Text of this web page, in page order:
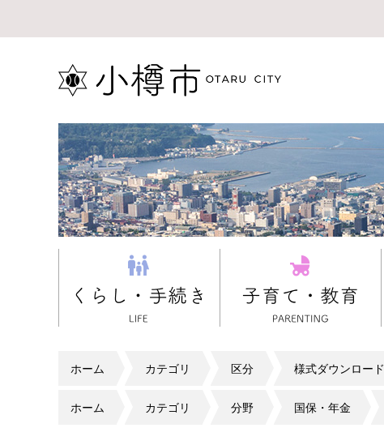
ホーム カテゴリ 区分 様式ダウンロード
ホーム カテゴリ 分野 国保・年金